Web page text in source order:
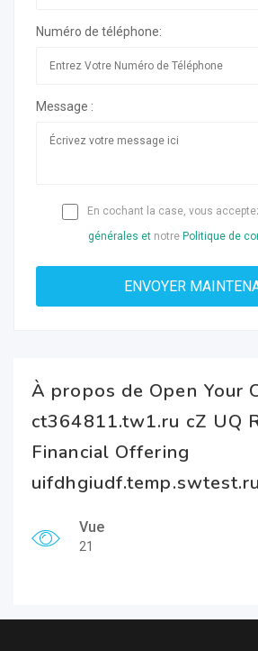
Numéro de téléphone:
Message :
En cochant la case, vous
générales et notre Politique de
À propos de Open Your
ct364811.tw1.ru cZ UQ
Financial Offering
Vue
21